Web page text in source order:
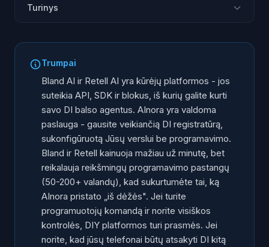
Turinys
Bland AI: ką gausite
AInora: ką gausite
Tikras kaštų palyginimas
Funkcijų palyginimo lentelė
Kam ką rinktis
Trumpai
Bland AI ir Retell AI yra kūrėjų platformos - jos
suteikia API, SDK ir blokus, iš kurių galite kurti
savo DI balso agentus. AInora yra valdoma
paslauga - gausite veikiančią DI registratūrą,
sukonfigūruotą Jūsų verslui be programavimo.
Bland ir Retell kainuoja mažiau už minutę, bet
reikalauja reikšmingų programavimo pastangų
(50-200+ valandų), kad sukurtumėte tai, ką
AInora pristato „iš dėžės". Jei turite
programuotojų komandą ir norite visiškos
kontrolės, DIY platformos turi prasmės. Jei
norite, kad jūsų telefonai būtų atsakyti DI kitą